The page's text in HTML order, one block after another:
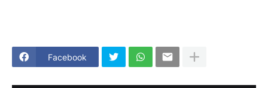
Facebook